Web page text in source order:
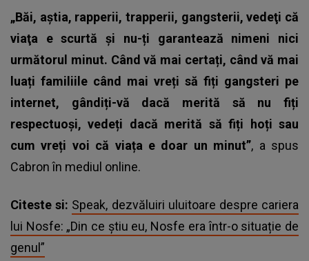
„Băi, aştia, rapperii, trapperii, gangsterii, vedeţi că
viaţa e scurtă şi nu-ți garantează nimeni nici
următorul minut. Când vă mai certați, când vă mai
luați familiile când mai vreți să fiți gangsteri pe
internet, gândiți-vă dacă merită să nu fiți
respectuoși, vedeți dacă merită să fiți hoți sau
cum vreți voi că viața e doar un minut”, a spus
Cabronîn mediul online.
Citeste si: Speak, dezvăluiri uluitoare despre cariera
lui Nosfe: „Din ce știu eu, Nosfe era într-o situație de
genul”